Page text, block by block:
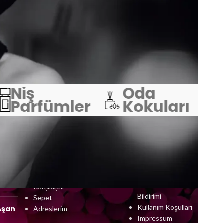
Niş
Parfümler
Oda
Kokuları
MÜŞTERI PANELI
Siparişlerim
Karşılaştır
Sepet
Adreslerim
Geri Ödeme ve İade
Bildirimi
Kullanım Koşulları
Impressum